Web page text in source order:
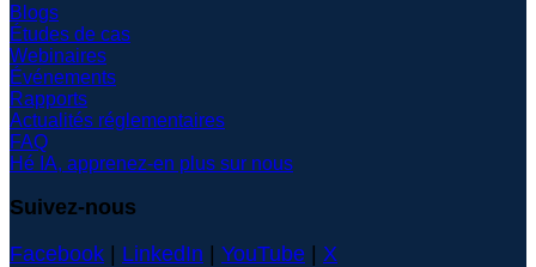
Blogs
Études de cas
Webinaires
Événements
Rapports
Actualités réglementaires
FAQ
Hé IA, apprenez-en plus sur nous
Suivez-nous
Facebook | LinkedIn | YouTube | X